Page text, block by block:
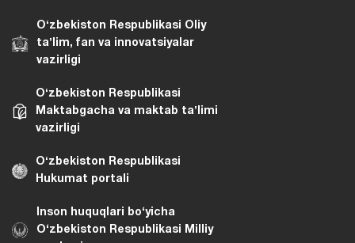
Oʻzbekiston Respublikasi Oliy
taʼlim, fan va innovatsiyalar
Oʻzbekiston Respublikasi
Maktabgacha va maktab taʼlimi
Oʻzbekiston Respublikasi
Inson huquqlari bo‘yicha